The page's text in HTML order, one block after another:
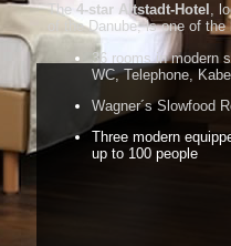
The 4-star Altstadt-Hotel ,
of the Danube, is one of
36 rooms in modern
WC, Telephone,
Wagner´s Slowfood
Three modern
up to 100 people